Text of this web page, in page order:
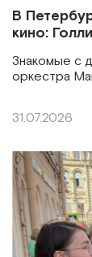
В
кино:
Знакомые с
оркестра
31.07.2026